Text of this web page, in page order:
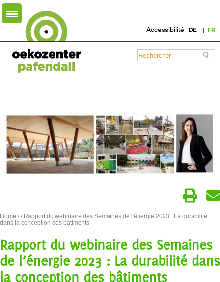
Accessibilité DE FR
Home // Rapport du webinaire des Semaines de l'énergie 2023 : La durabilité
dans la conception des bâtiments
Rapport du webinaire des Semaines
de l’énergie 2023 : La durabilité dans
la conception des bâtiments